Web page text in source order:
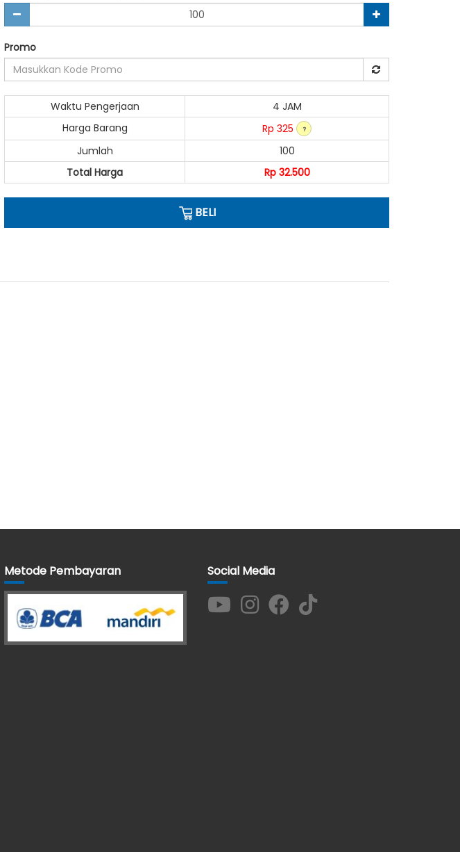
Promo
Waktu Pengerjaan
4 JAM
Harga Barang
Rp 325
Jumlah
100
Total Harga
Rp 32.500
BELI
Metode Pembayaran Social Media